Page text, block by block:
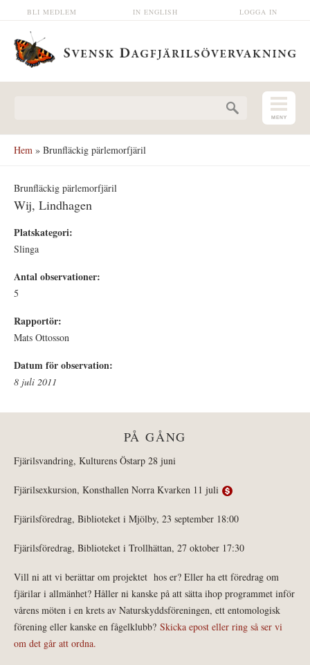
Hoppa till huvudinnehåll LOGGA IN
IN ENGLISH
BLI MEDLEM
Hem » Brunfläckig pärlemorfjäril
Brunfläckig pärlemorfjäril
Wij, Lindhagen
Platskategori:
Slinga
Antal observationer:
5
Rapportör:
Mats Ottosson
Datum för observation:
8 juli 2011
PÅ GÅNG
Fjärilsvandring, Kulturens Östarp 28 juni
Fjärilsexkursion, Konsthallen Norra Kvarken 11 juli
Fjärilsföredrag, Biblioteket i Mjölby, 23 september 18:00
Fjärilsföredrag, Biblioteket i Trollhättan, 27 oktober 17:30
Vill ni att vi berättar om projektet hos er? Eller ha ett föredrag om
fjärilar i allmänhet? Håller ni kanske på att sätta ihop programmet inför
vårens möten i en krets av Naturskyddsföreningen, ett entomologisk
förening eller kanske en fågelklubb? Skicka epost eller ring så ser vi
om det går att ordna.